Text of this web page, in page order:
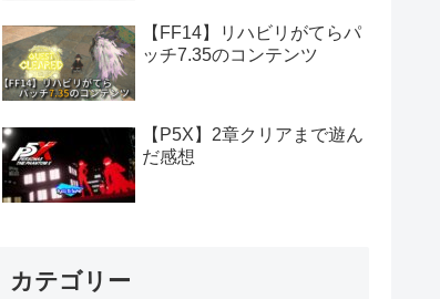
【FF14】リハビリがてらパ
ッチ7.35のコンテンツ
【P5X】2章クリアまで遊ん
だ感想
カテゴリー